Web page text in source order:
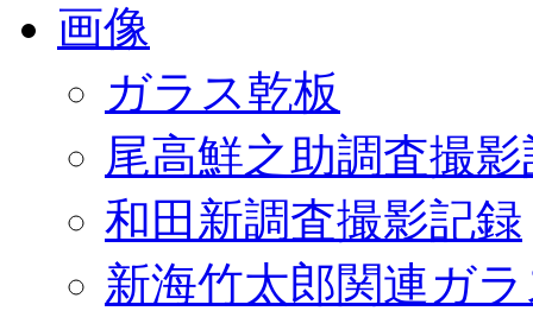
画像
ガラス乾板
尾高鮮之助調査撮
和田新調査撮影記録
新海竹太郎関連ガ